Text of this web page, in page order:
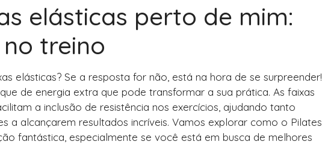
elásticas perto de mim:
treino
elásticas? Se a resposta for não, está na hora de se surpreender!
de energia extra que pode transformar a sua prática. As faixas
a inclusão de resistência nos exercícios, ajudando tanto
a alcançarem resultados incríveis. Vamos explorar como o Pilates
fantástica, especialmente se você está em busca de melhores